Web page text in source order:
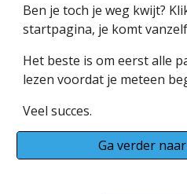
Ben je toch je weg kwijt?
startpagina, je komt
Het beste is om eerst alle
lezen voordat je meteen
Veel succes.
Ga verder